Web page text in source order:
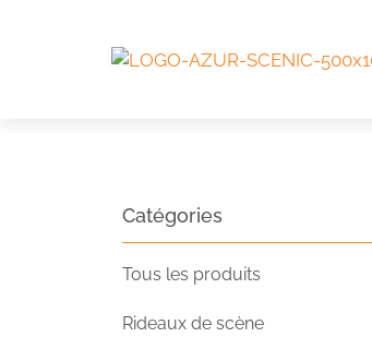
Catégories
Tous les produits
Rideaux de scène